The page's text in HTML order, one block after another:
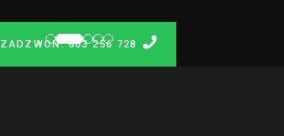
ZADZWOŃ: 603 256 728